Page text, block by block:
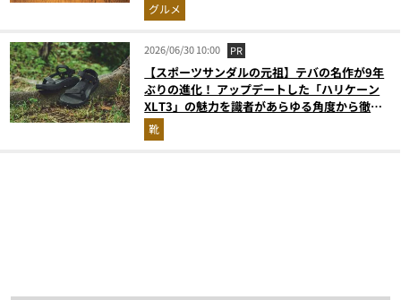
グルメ
2026/06/30 10:00 PR
【スポーツサンダルの元祖】テバの名作が9年
ぶりの進化！ アップデートした「ハリケーン
XLT3」の魅力を識者があらゆる角度から徹底
解説！
靴